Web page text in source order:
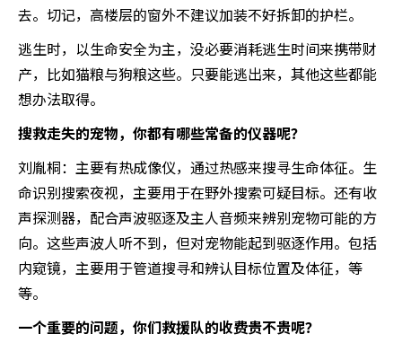
去。切记，高楼层的窗外不建议加装不好拆卸的护栏。
逃生时，以生命安全为主，没必要消耗逃生时间来携带财
产，比如猫粮与狗粮这些。只要能逃出来，其他这些都能
想办法取得。
搜救走失的宠物，你都有哪些常备的仪器呢？
刘胤桐：主要有热成像仪，通过热感来搜寻生命体征。生
命识别搜索夜视，主要用于在野外搜索可疑目标。还有收
声探测器，配合声波驱逐及主人音频来辨别宠物可能的方
向。这些声波人听不到，但对宠物能起到驱逐作用。包括
内窥镜，主要用于管道搜寻和辨认目标位置及体征，等
等。
一个重要的问题，你们救援队的收费贵不贵呢？